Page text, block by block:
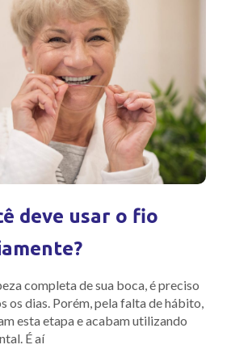
deve usar o fio
completa de sua boca, é preciso
os dias. Porém, pela falta de hábito,
esta etapa e acabam utilizando
É aí